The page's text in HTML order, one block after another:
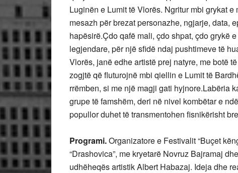
Luginën e Lumit të Vlorës. Ngritur mbi grykat
mesazh për brezat personazhe, ngjarje, data,
hapësirë.Çdo qafë mali, çdo shpat, çdo grykë
legjendare, për një sfidë ndaj pushtimeve të
Vlorës, janë edhe artistë prej natyre, me botë
zogjtë që fluturojnë mbi qiellin e Lumit të
rrëmben, si me një magji gati hyjnore.Labëria
grupe të famshëm, deri në nivel kombëtar e
popullor duhet të transmentohen fisnikërisht
Programi.Organizatore e Festivalit “Buçet
“Drashovica”, me kryetarë Novruz Bajramaj
udhëheqës artistik Albert Habazaj. Ideja dhe